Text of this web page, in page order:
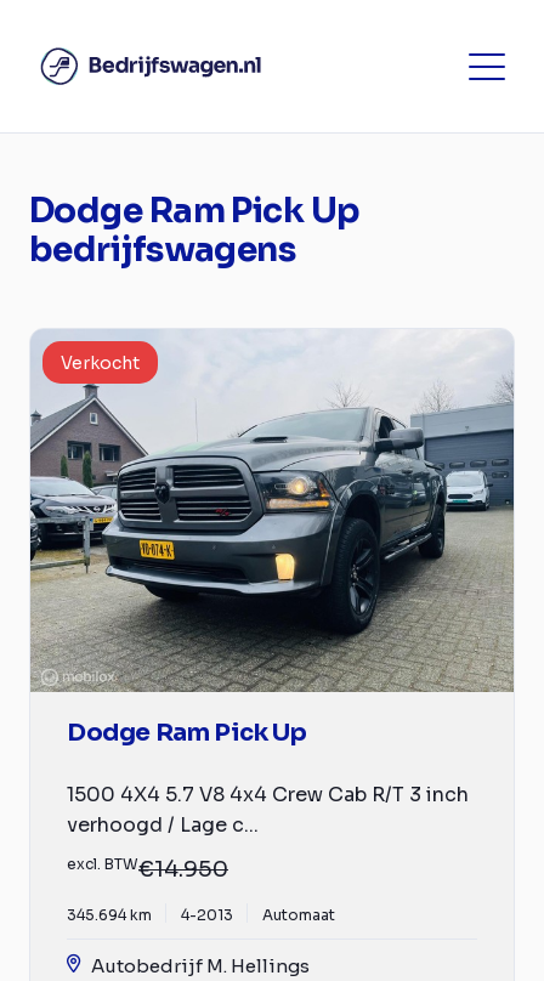
Dodge Ram Pick Up
bedrijfswagens
Verkocht
Dodge Ram Pick Up
1500 4X4 5.7 V8 4x4 Crew Cab R/T 3 inch
verhoogd / Lage c...
excl. BTW€14.950
345.694 km 4-2013 Automaat
Autobedrijf M. Hellings